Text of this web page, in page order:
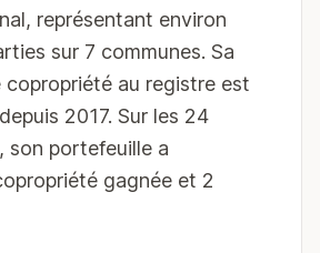
représentant environ
sur 7 communes. Sa
copropriété au registre est
2017. Sur les 24
son portefeuille a
gagnée et 2